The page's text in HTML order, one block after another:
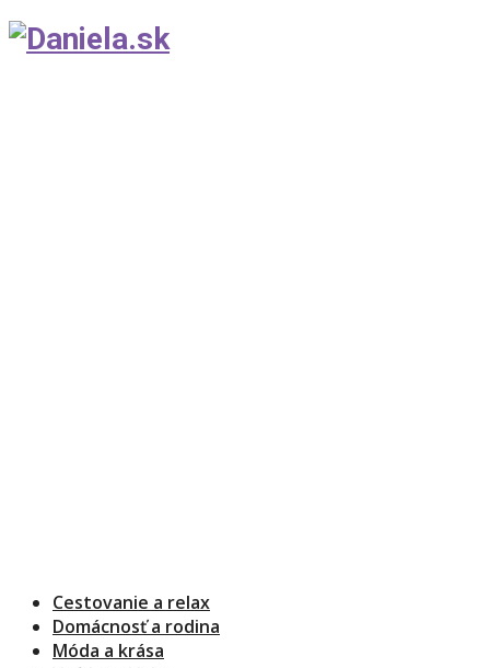
Cestovanie a relax
Domácnosť a rodina
Móda a krása